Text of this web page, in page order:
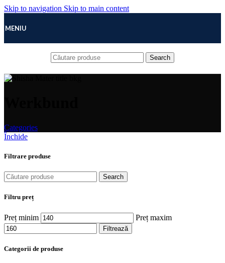
Skip to navigation Skip to main content
MENIU
Search
Categories
Închide
Filtrare produse
Search
Filtru preț
Preț minim Preț maxim
Filtrează
Categorii de produse